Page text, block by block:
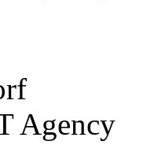
Agency